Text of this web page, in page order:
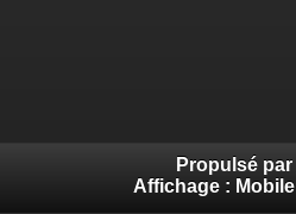
Propulsé par
Affichage : Mobile